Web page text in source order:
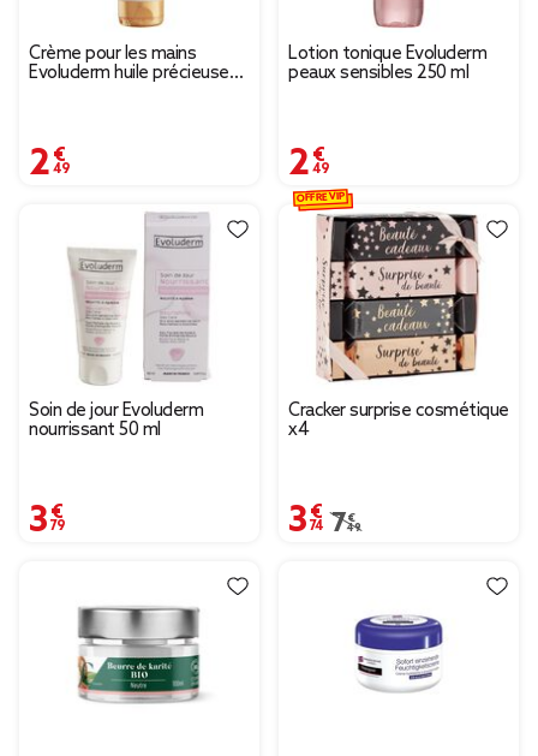
Crème pour les mains
Evoluderm huile précieuse
2,49 €
Lotion tonique Evoluderm
peaux sensibles 250 ml
2,49 €
Soin de jour Evoluderm
nourrissant 50 ml
3,79 €
Cracker surprise cosmétique
x4
3,74 €
Prix remisé de 7,49 € à
7,49 €
OFFRE VIP